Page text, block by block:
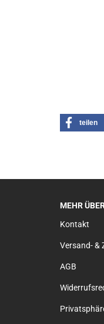
teilen
MEHR
Kontakt
Versand- &
AGB